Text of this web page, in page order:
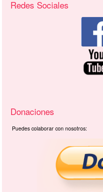
Redes Sociales
Donaciones
Puedes colaborar con nosotros: